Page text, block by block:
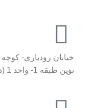
نوین طبقه 1- واحد 1 (دفتر مرکزی)